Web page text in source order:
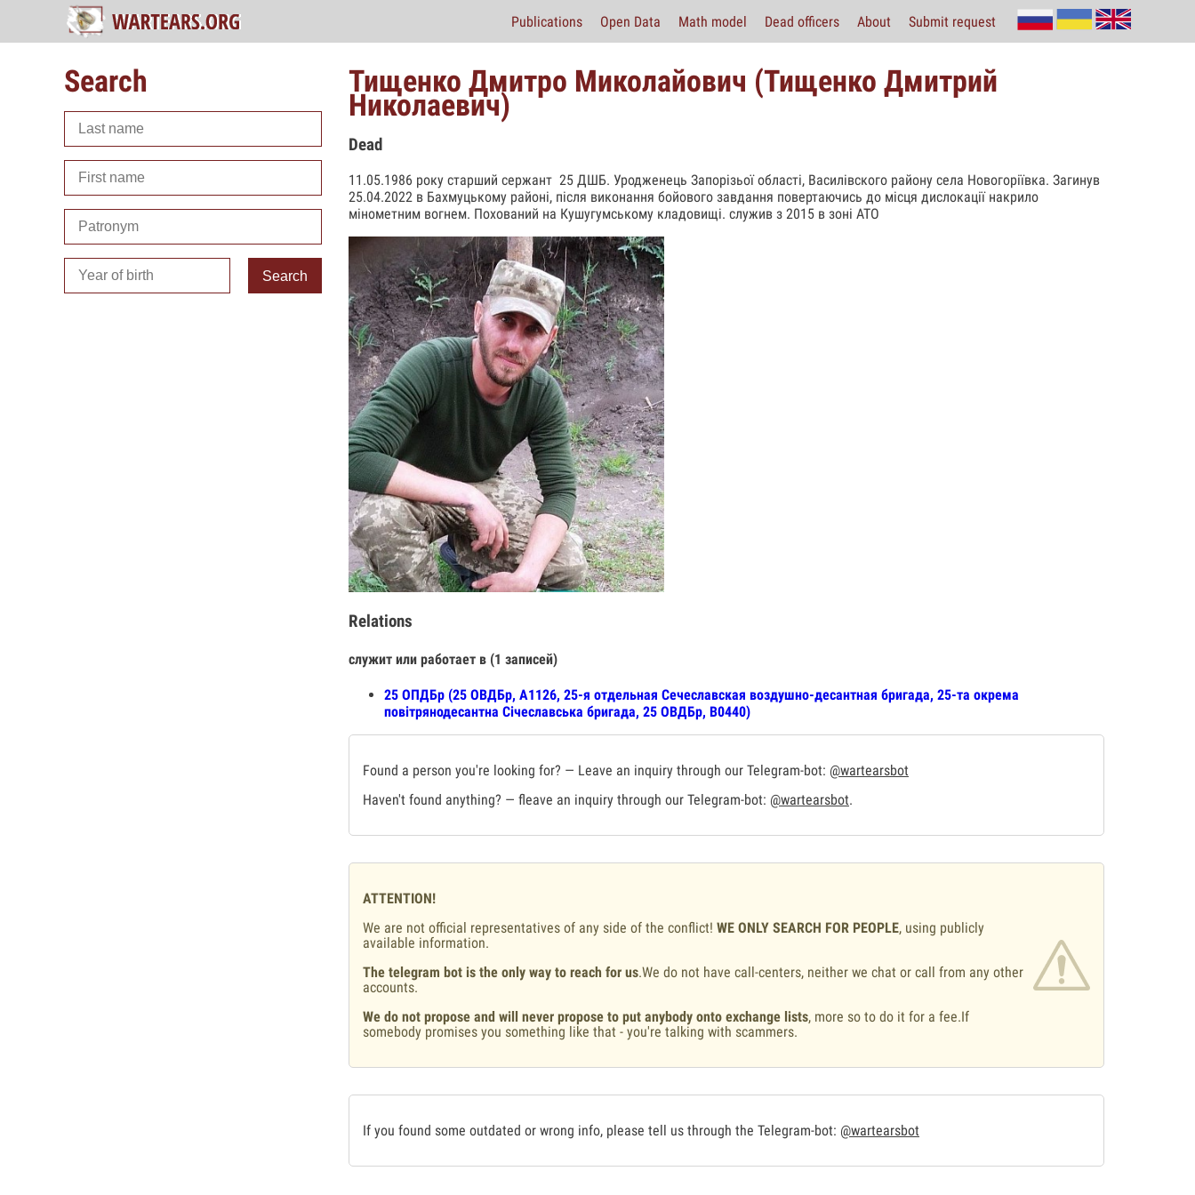
Publications Open Data Math model Dead officers About Submit request
Search
Search
Тищенко Дмитро Миколайович (Тищенко Дмитрий
Николаевич)
Dead
11.05.1986 року старший сержант 25 ДШБ. Уродженець Запорізьої області, Василівского району села Новогоріївка. Загинув
25.04.2022 в Бахмуцькому районі, після виконання бойового завдання повертаючись до місця дислокації накрило
мінометним вогнем. Похований на Кушугумському кладовищі. служив з 2015 в зоні АТО
Relations
служит или работает в (1 записей)
25 ОПДБр (25 ОВДБр, А1126, 25-я отдельная Сечеславская воздушно-десантная бригада, 25-та окрема
повітрянодесантна Січеславська бригада, 25 ОВДБр, В0440)
Found a person you're looking for? — Leave an inquiry through our Telegram-bot: @wartearsbot
Haven't found anything? — fleave an inquiry through our Telegram-bot: @wartearsbot.
ATTENTION!
We are not official representatives of any side of the conflict! WE ONLY SEARCH FOR PEOPLE, using publicly
available information.
The telegram bot is the only way to reach for us.We do not have call-centers, neither we chat or call from any other
accounts.
We do not propose and will never propose to put anybody onto exchange lists, more so to do it for a fee.If
somebody promises you something like that - you're talking with scammers.
If you found some outdated or wrong info, please tell us through the Telegram-bot: @wartearsbot